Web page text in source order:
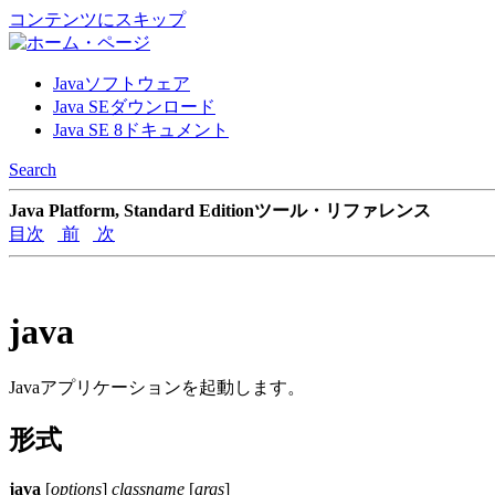
コンテンツにスキップ
Javaソフトウェア
Java SEダウンロード
Java SE 8ドキュメント
Search
Java Platform, Standard Editionツール・リファレンス
目次
前 次
java
Javaアプリケーションを起動します。
形式
java [options] classname [args]